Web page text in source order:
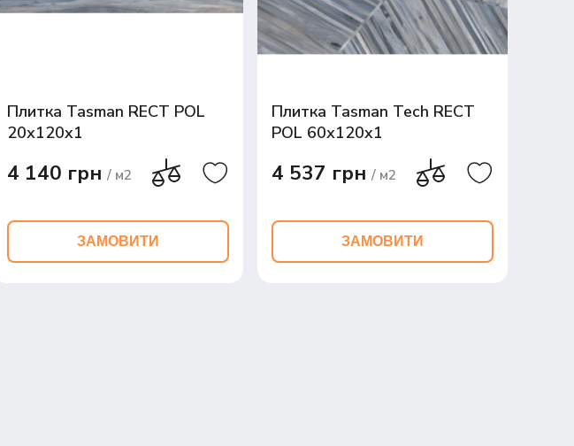
Плитка Tasman RECT POL
20х120x1
4 140 грн / м2
ЗАМОВИТИ
Плитка Tasman Tech RECT
POL 60х120x1
4 537 грн / м2
ЗАМОВИТИ